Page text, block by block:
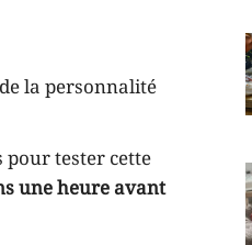
la personnalité
tester cette
une heure avant